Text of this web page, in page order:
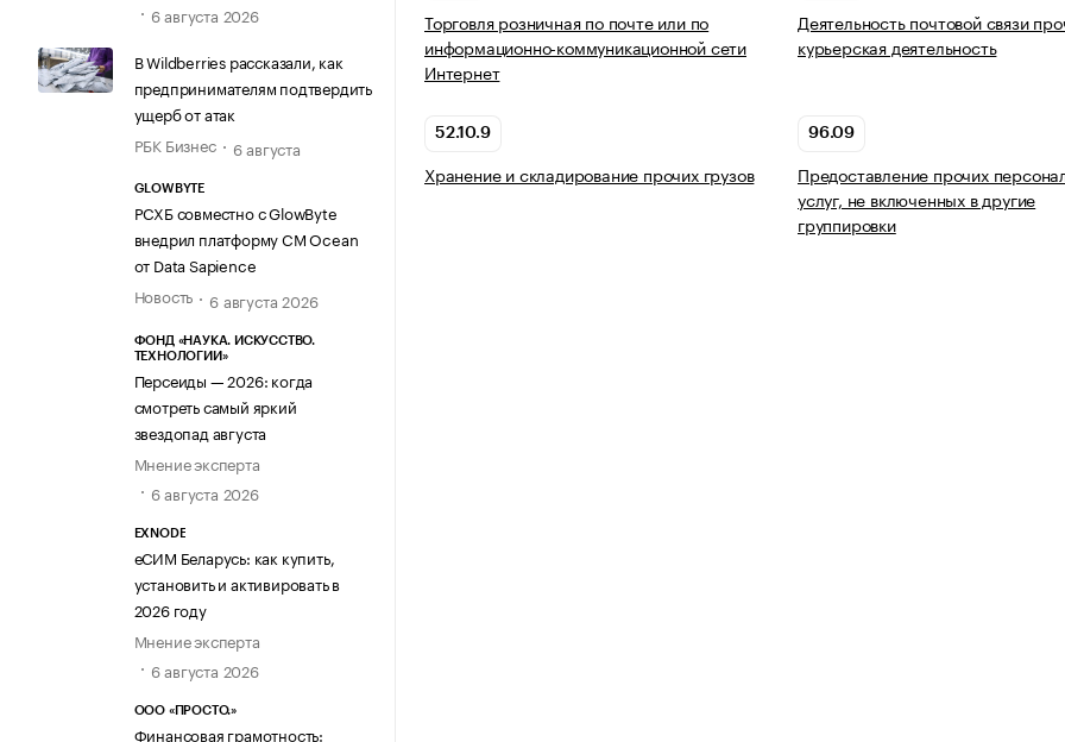
6 августа 2026
В Wildberries рассказали, как
предпринимателям подтвердить
ущерб от атак
РБК Бизнес
6 августа
GLOWBYTE
РСХБ совместно с GlowByte
внедрил платформу CM Ocean
от Data Sapience
Новость
6 августа 2026
ФОНД «НАУКА. ИСКУССТВО.
ТЕХНОЛОГИИ»
Персеиды — 2026: когда
смотреть самый яркий
звездопад августа
Мнение эксперта
6 августа 2026
EXNODE
еСИМ Беларусь: как купить,
установить и активировать в
2026 году
Мнение эксперта
6 августа 2026
ООО «ПРОСТО.»
Финансовая грамотность:
Торговля розничная по почте или по
информационно-коммуникационной сети
Интернет
Деятельность почтовой связи
курьерская деятельность
52.10.9
Хранение и складирование прочих грузов
96.09
Предоставление прочих
услуг, не включенных в другие
группировки